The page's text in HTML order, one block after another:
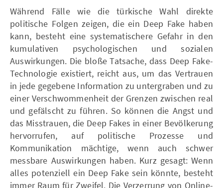
Während Fälle wie die türkische Wahl direkte
politische Folgen zeigen, die ein Deep Fake haben
kann, besteht eine systematischere Gefahr in den
kumulativen psychologischen und sozialen
Auswirkungen. Die bloße Tatsache, dass Deep Fake-
Technologie existiert, reicht aus, um das Vertrauen
in jede gegebene Information zu untergraben und zu
einer Verschwommenheit der Grenzen zwischen real
und gefälscht zu führen. So können die Angst und
das Misstrauen, die Deep Fakes in einer Bevölkerung
hervorrufen, auf politische Prozesse und
Kommunikation mächtige, wenn auch schwer
messbare Auswirkungen haben. Kurz gesagt: Wenn
alles potenziell ein Deep Fake sein könnte, besteht
immer Raum für Zweifel. Die Verzerrung von Online-